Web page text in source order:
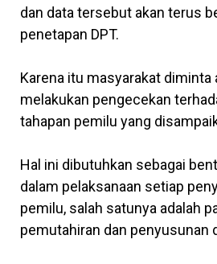
dan data tersebut akan terus
penetapan DPT.
Karena itu masyarakat diminta
melakukan pengecekan
tahapan pemilu yang
Hal ini dibutuhkan sebagai
dalam pelaksanaan setiap
pemilu, salah satunya adalah
pemutahiran dan penyusunan